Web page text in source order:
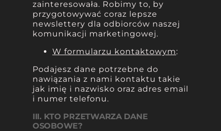
zainteresowała. Robimy to, by
przygotowywać coraz lepsze
newslettery dla odbiorców naszej
komunikacji marketingowej.
W formularzu kontaktowym:
Podajesz dane potrzebne do
nawiązania z nami kontaktu takie
jak imię i nazwisko oraz adres email
i numer telefonu.
III. KTO PRZETWARZA DANE
OSOBOWE?